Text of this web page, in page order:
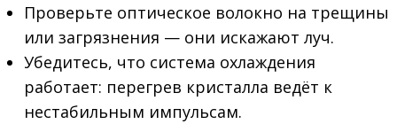
Проверьте оптическое волокно на трещины
или загрязнения — они искажают луч.
Убедитесь, что система охлаждения
работает: перегрев кристалла ведёт к
нестабильным импульсам.